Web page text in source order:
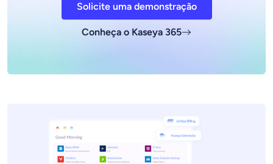
Solicite uma demonstração
Conheça o Kaseya 365